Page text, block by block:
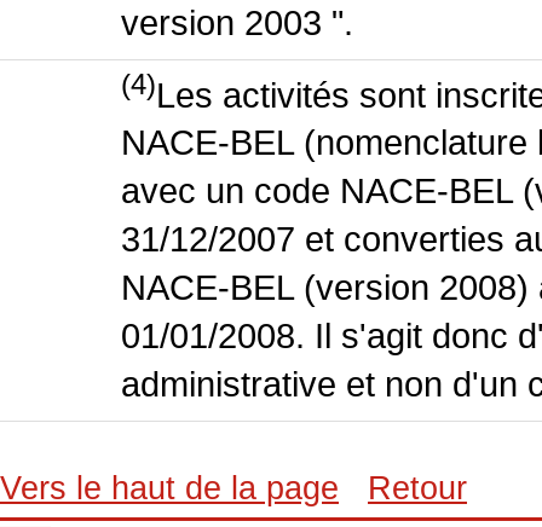
version 2003 ".
(4)Les activités sont
NACE-BEL
avec un code NACE-BEL
31/12/2007 et converties
NACE-BEL (version
01/01/2008. Il s'agit donc
administrative et non d'un
Vers le haut de la page Retour